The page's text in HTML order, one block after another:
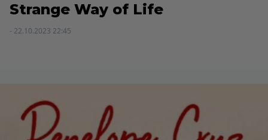
Strange Way of Life
- 22.10.2023 22:45